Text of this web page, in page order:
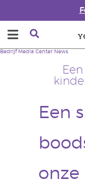
Een
onze
Bedrijf Media Center News